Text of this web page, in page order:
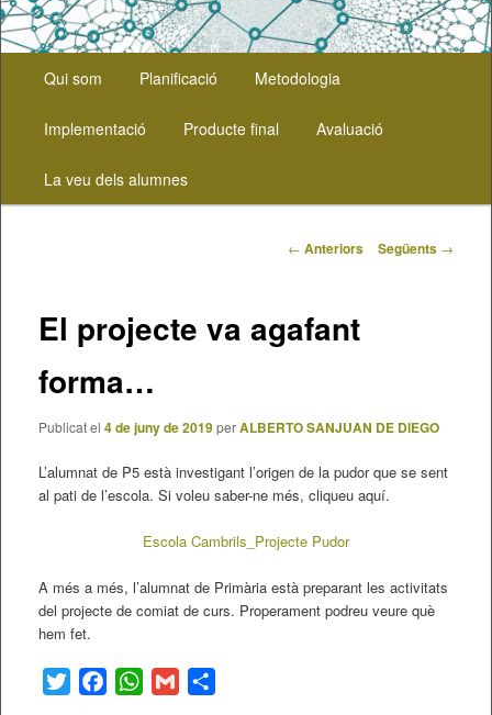
principal
Aneu
al
contingut
Qui som Planificació Metodologia
Implementació Producte final Avaluació
La veu dels alumnes
Navegació
← Anteriors Següents →
El projecte va agafant
forma…
Publicat el 4 de juny de 2019perALBERTO SANJUAN DE DIEGO
L’alumnat de P5 està investigant l’origen de la pudor que se sent
al pati de l’escola. Si voleu saber-ne més, cliqueu aquí.
Escola Cambrils_Projecte Pudor
A més a més, l’alumnat de Primària està preparant les activitats
del projecte de comiat de curs. Properament podreu veure què
hem fet.
TwitterFacebookWhatsApp
Gmail